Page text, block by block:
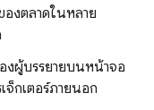
งตลาดในหลาย
งผู้บรรยายบนหน้าจอ
จ็กเตอร์ภายนอก